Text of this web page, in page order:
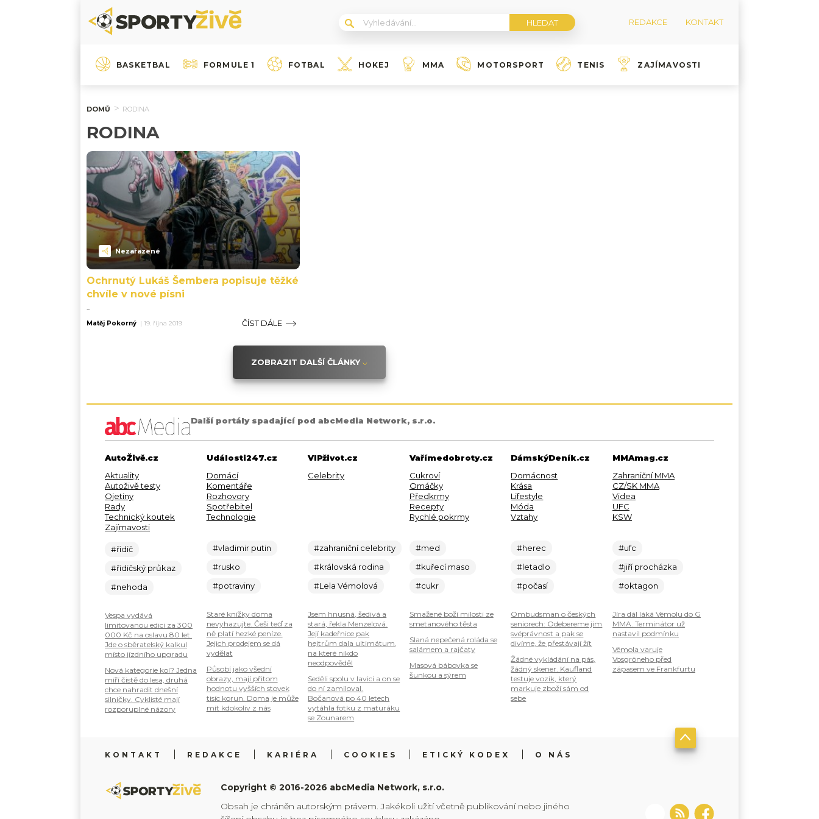
REDAKCE KONTAKT
BASKETBAL FORMULE 1 FOTBAL HOKEJ MMA MOTORSPORT TENIS ZAJÍMAVOSTI
DOMŮ RODINA
RODINA
Nezařazené
Ochrnutý Lukáš Šembera popisuje těžké
chvíle v nové písni
...
Matěj Pokorný | 19. října 2019 ČÍST DÁLE
ZOBRAZIT DALŠÍ ČLÁNKY
Další portály spadající pod abcMedia Network, s.r.o.
AutoŽivě.cz
Aktuality
Autoživě testy
Ojetiny
Rady
Technický koutek
Zajímavosti
#řidič
#řidičský průkaz
#nehoda
Vespa vydává
limitovanou edici za 300
000 Kč na oslavu 80 let.
Jde o sběratelský kalkul
místo jízdního upgradu
Nová kategorie kol? Jedna
míří čistě do lesa, druhá
chce nahradit dnešní
silničky. Cyklisté mají
rozporuplné názory
Události247.cz
Domácí
Komentáře
Rozhovory
Spotřebitel
Technologie
#vladimir putin
#rusko
#potraviny
Staré knížky doma
nevyhazujte. Češi teď za
ně platí hezké peníze.
Jejich prodejem se dá
vydělat
Působí jako všední
obrazy, mají přitom
hodnotu vyšších stovek
tisíc korun. Doma je může
mít kdokoliv z nás
VIPživot.cz
Celebrity
#zahraniční celebrity
#královská rodina
#Lela Vémolová
Jsem hnusná, šedivá a
stará, řekla Menzelová.
Její kadeřnice pak
hejtrům dala ultimátum,
na které nikdo
neodpověděl
Seděli spolu v lavici a on se
do ní zamiloval.
Bočanová po 40 letech
vytáhla fotku z maturáku
se Zounarem
Vařímedobroty.cz
Cukroví
Omáčky
Předkrmy
Recepty
Rychlé pokrmy
#med
#kuřecí maso
#cukr
Smažené boží milosti ze
smetanového těsta
Slaná nepečená roláda se
salámem a rajčaty
Masová bábovka se
šunkou a sýrem
DámskýDeník.cz
Domácnost
Krása
Lifestyle
Móda
Vztahy
#herec
#letadlo
#počasí
Ombudsman o českých
seniorech: Odebereme jim
svéprávnost a pak se
divíme, že přestávají žít
Žádné vykládání na pás,
žádný skener. Kaufland
testuje vozík, který
markuje zboží sám od
sebe
MMAmag.cz
Zahraniční MMA
CZ/SK MMA
Videa
UFC
KSW
#ufc
#jiří procházka
#oktagon
Jíra dál láká Vémolu do G
MMA. Terminátor už
nastavil podmínku
Vémola varuje
Vosgröneho před
zápasem ve Frankfurtu
KONTAKT REDAKCE KARIÉRA COOKIES ETICKÝ KODEX O NÁS
Copyright © 2016-2026 abcMedia Network, s.r.o.
Obsah je chráněn autorským právem. Jakékoli užití včetně publikování nebo jiného